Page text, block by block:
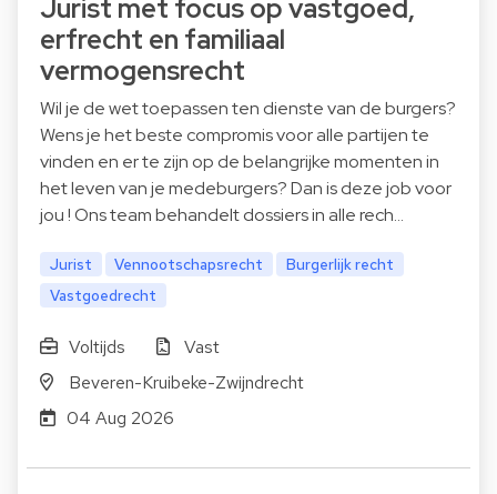
Jurist met focus op vastgoed,
erfrecht en familiaal
vermogensrecht
Wil je de wet toepassen ten dienste van de burgers?
Wens je het beste compromis voor alle partijen te
vinden en er te zijn op de belangrijke momenten in
het leven van je medeburgers? Dan is deze job voor
jou ! Ons team behandelt dossiers in alle rech…
Jurist Vennootschapsrecht
Burgerlijk recht
Vastgoedrecht
Voltijds
Vast
Beveren-Kruibeke-Zwijndrecht
04 Aug 2026